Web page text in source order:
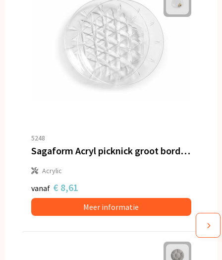
5248
Sagaform Acryl picknick groot bord set van 2 Ø26cm
Acrylic
vanaf € 8,61
Meer informatie